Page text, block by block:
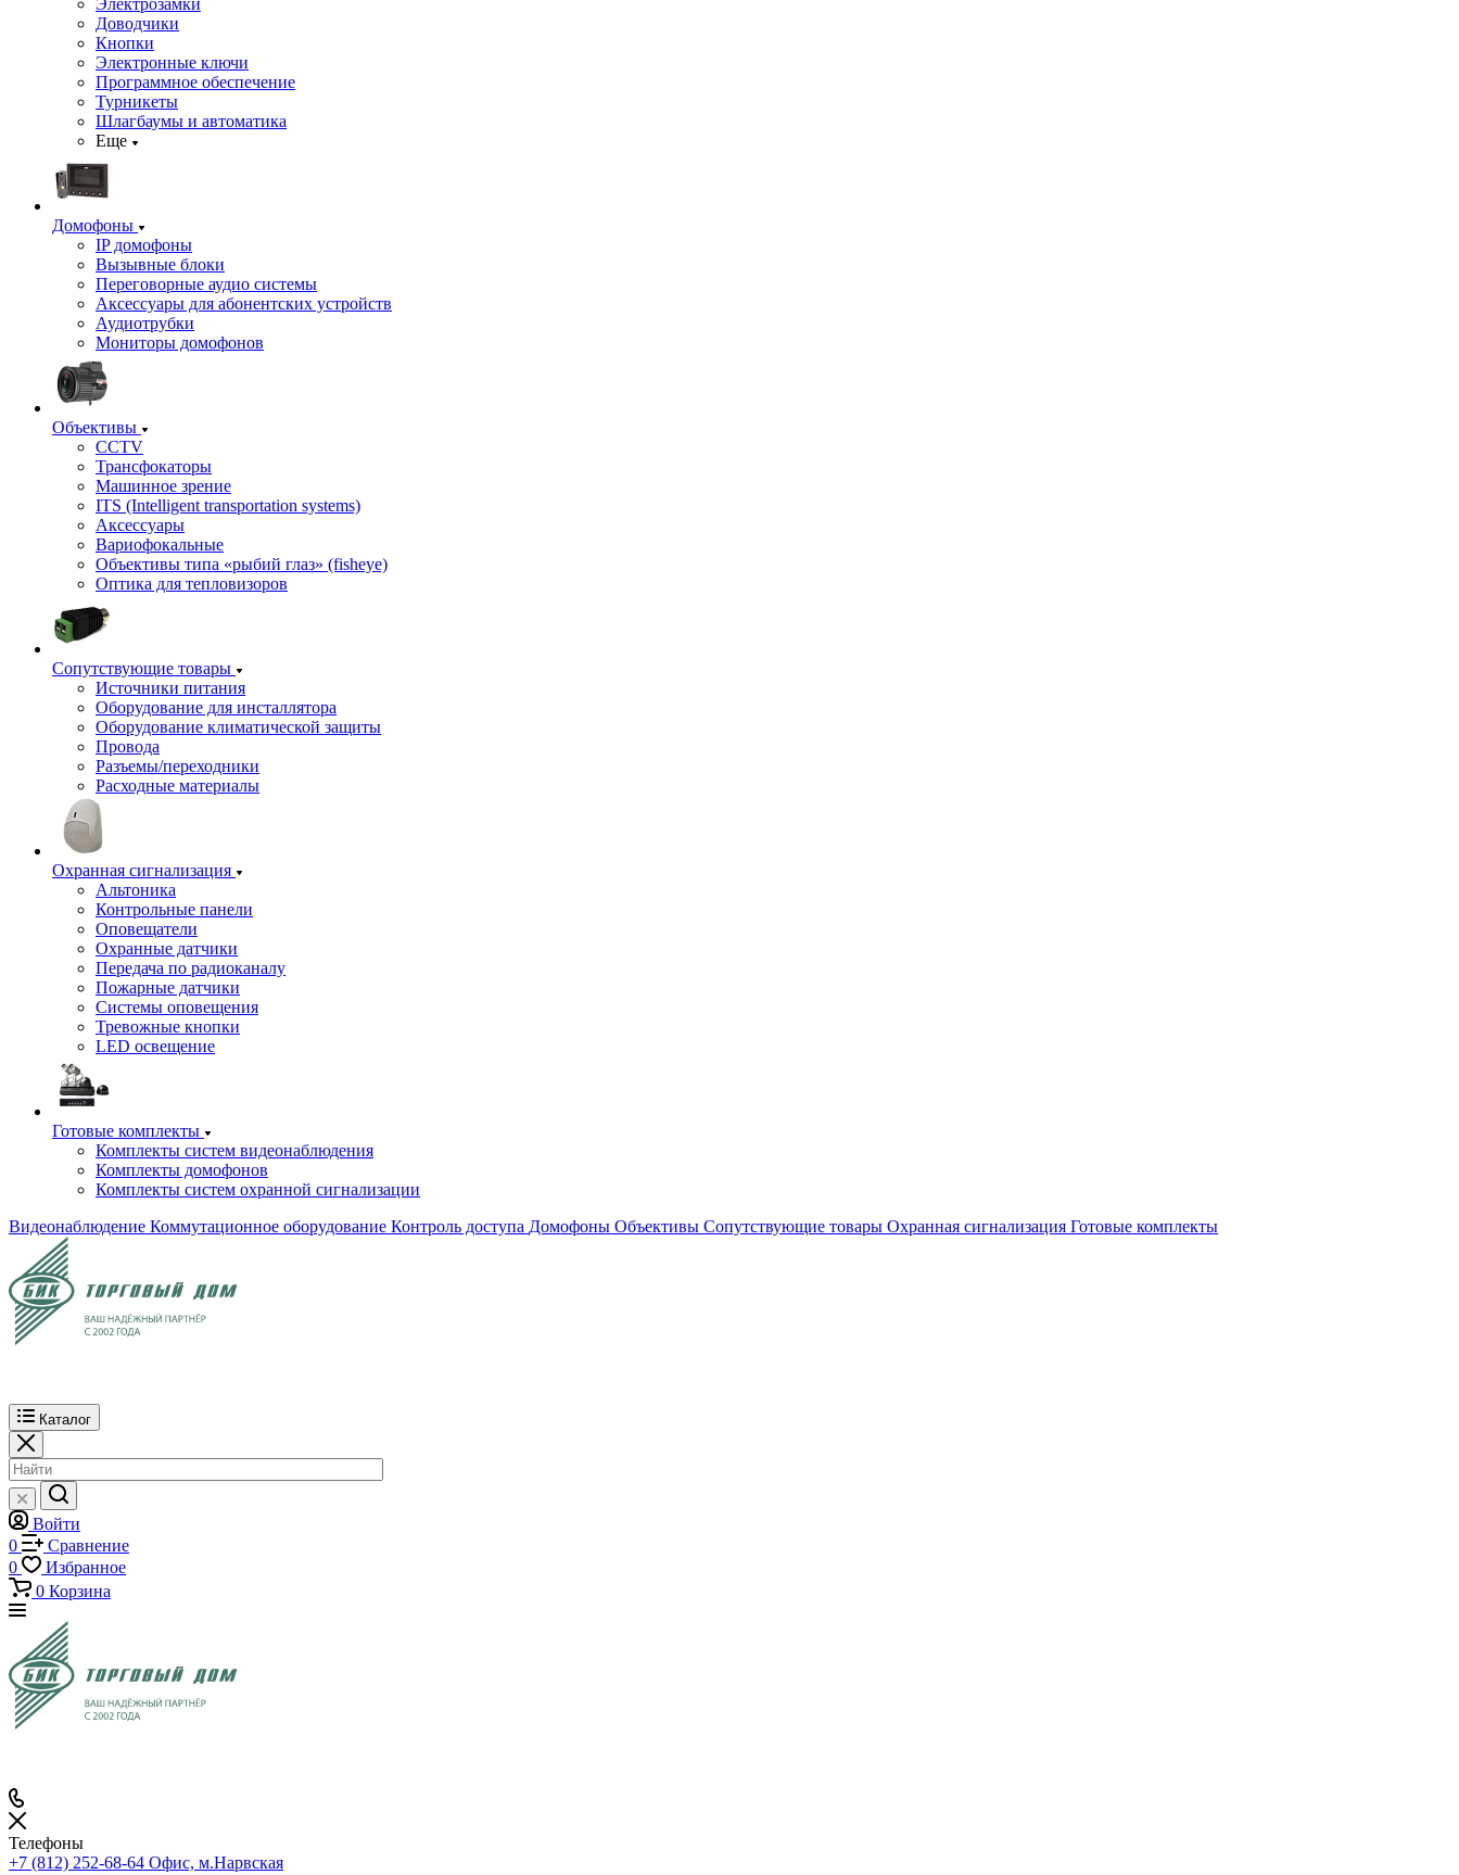
Электрозамки
Доводчики
Кнопки
Электронные ключи
Программное обеспечение
Турникеты
Шлагбаумы и автоматика
Еще
Домофоны
IP домофоны
Вызывные блоки
Переговорные аудио системы
Аксессуары для абонентских устройств
Аудиотрубки
Мониторы домофонов
Объективы
CCTV
Трансфокаторы
Машинное зрение
ITS (Intelligent transportation systems)
Аксессуары
Вариофокальные
Объективы типа «рыбий глаз» (fisheye)
Оптика для тепловизоров
Сопутствующие товары
Источники питания
Оборудование для инсталлятора
Оборудование климатической защиты
Провода
Разъемы/переходники
Расходные материалы
Охранная сигнализация
Альтоника
Контрольные панели
Оповещатели
Охранные датчики
Передача по радиоканалу
Пожарные датчики
Системы оповещения
Тревожные кнопки
LED освещение
Готовые комплекты
Комплекты систем видеонаблюдения
Комплекты домофонов
Комплекты систем охранной сигнализации
Видеонаблюдение Коммутационное оборудование Контроль доступа Домофоны Объективы Сопутствующие товары Охранная сигнализация Готовые комплекты
Каталог
Войти
0
Сравнение
0
Избранное
0 Корзина
Телефоны
+7 (812) 252-68-64 Офис, м.Нарвская